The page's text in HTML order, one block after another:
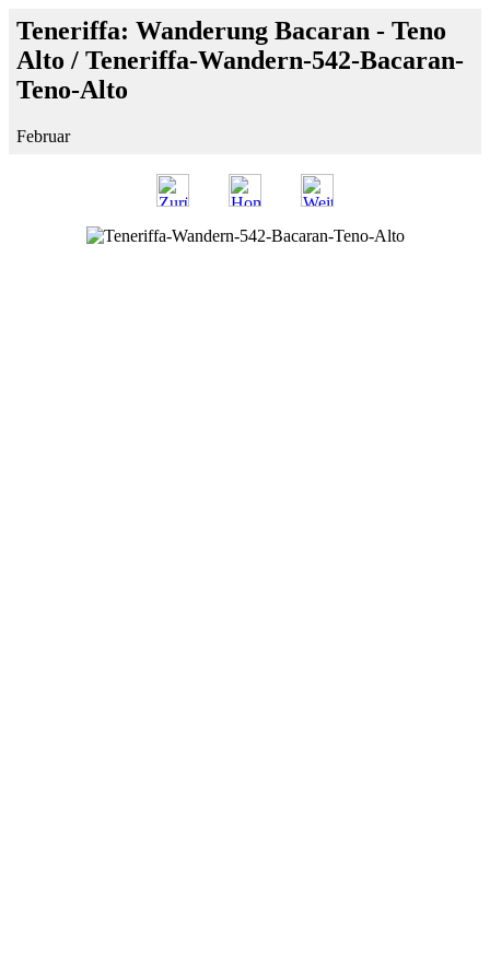
Teneriffa: Wanderung Bacaran - Teno
Alto / Teneriffa-Wandern-542-Bacaran-
Teno-Alto
Februar